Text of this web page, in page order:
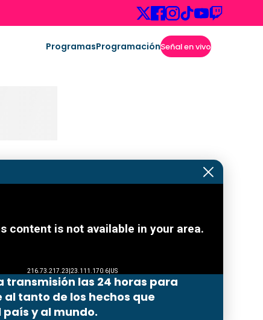
ProgramasProgramaciónSeñal en vivo
transmisión las 24 horas para
tanto de los hechos que
y al mundo.